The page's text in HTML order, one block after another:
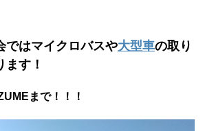
ではマイクロバスや大型車の取り
す！
まで！！！